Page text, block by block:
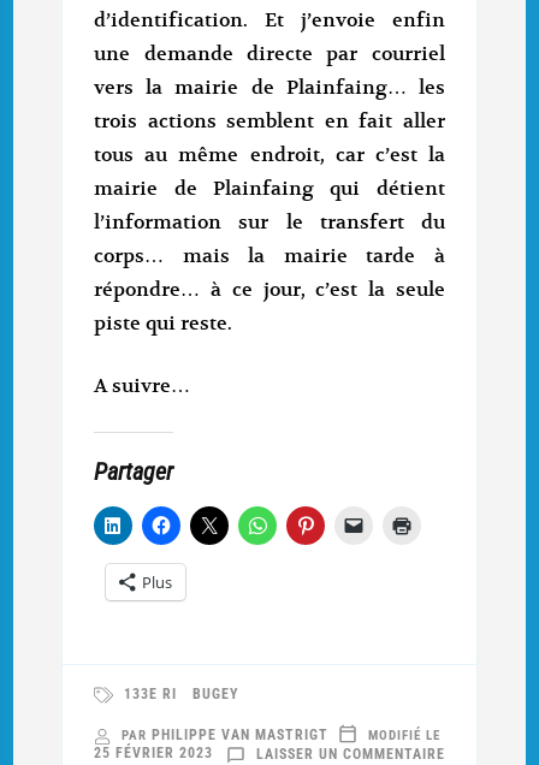
d’identification. Et j’envoie enfin
une demande directe par courriel
vers la mairie de Plainfaing… les
trois actions semblent en fait aller
tous au même endroit, car c’est la
mairie de Plainfaing qui détient
l’information sur le transfert du
corps… mais la mairie tarde à
répondre… à ce jour, c’est la seule
piste qui reste.
A suivre…
Partager
Plus
133E RI BUGEY
PAR PHILIPPE VAN MASTRIGT
LAISSER UN COMMENTAIRESUR
MODIFIÉ LE
25 FÉVRIER 2023